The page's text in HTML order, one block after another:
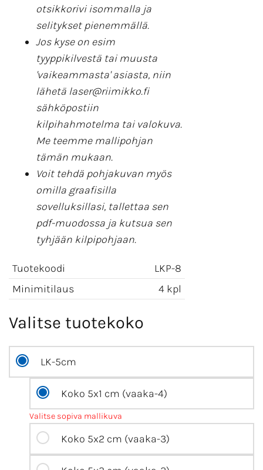
otsikkorivi isommalla ja
selitykset pienemmällä.
Jos kyse on esim
tyyppikilvestä tai muusta
'vaikeammasta' asiasta, niin
lähetä laser@riimikko.fi
sähköpostiin
kilpihahmotelma tai valokuva.
Me teemme mallipohjan
tämän mukaan.
Voit tehdä pohjakuvan myös
omilla graafisilla
sovelluksillasi, tallettaa sen
pdf-muodossa ja kutsua sen
tyhjään kilpipohjaan.
Tuotekoodi
LKP-8
Minimitilaus
4 kpl
Valitse tuotekoko
LK-5cm
Koko 5x1 cm (vaaka-4)
Valitse sopiva mallikuva
Koko 5x2 cm (vaaka-3)